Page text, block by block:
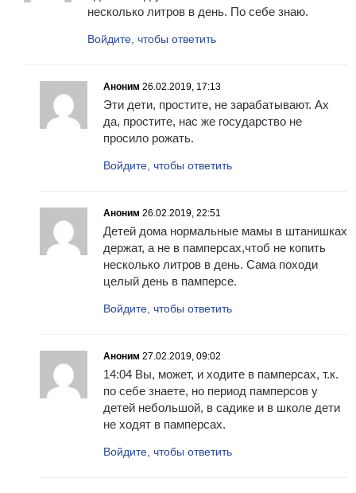
несколько литров в день. По себе знаю.
Войдите, чтобы ответить
Аноним 26.02.2019, 17:13
Эти дети, простите, не зарабатывают. Ах
да, простите, нас же государство не
просило рожать.
Войдите, чтобы ответить
Аноним 26.02.2019, 22:51
Детей дома нормальные мамы в штанишках
держат, а не в памперсах,чтоб не копить
несколько литров в день. Сама походи
целый день в памперсе.
Войдите, чтобы ответить
Аноним 27.02.2019, 09:02
14:04 Вы, может, и ходите в памперсах, т.к.
по себе знаете, но период памперсов у
детей небольшой, в садике и в школе дети
не ходят в памперсах.
Войдите, чтобы ответить